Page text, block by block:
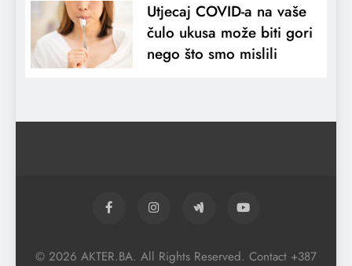
Utjecaj COVID-a na vaše
čulo ukusa može biti gori
nego što smo mislili
© 2026 AKTER.BA. All Rights Reserved. Contact +387